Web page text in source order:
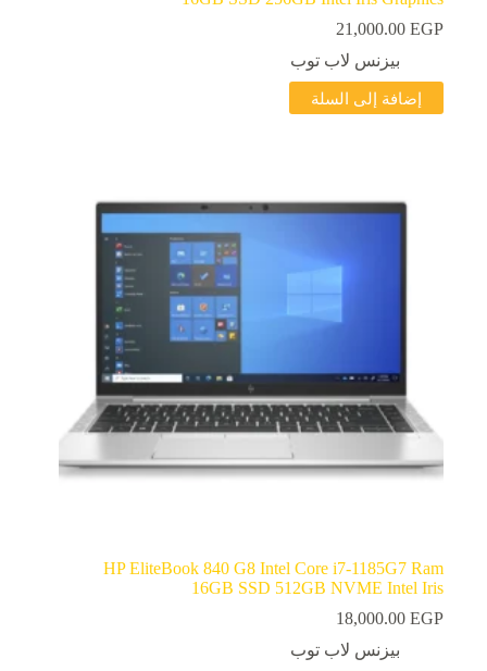
21,000.00 EGP
بيزنس لاب توب
إضافة إلى السلة
HP EliteBook 840 G8 Intel Core i7-1185G7 Ram
16GB SSD 512GB NVME Intel Iris
18,000.00 EGP
بيزنس لاب توب